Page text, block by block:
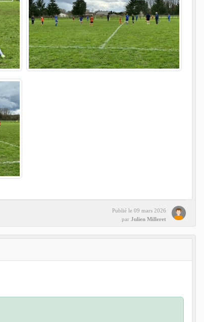
Publié le 09 mars 2026
par Julien Milleret